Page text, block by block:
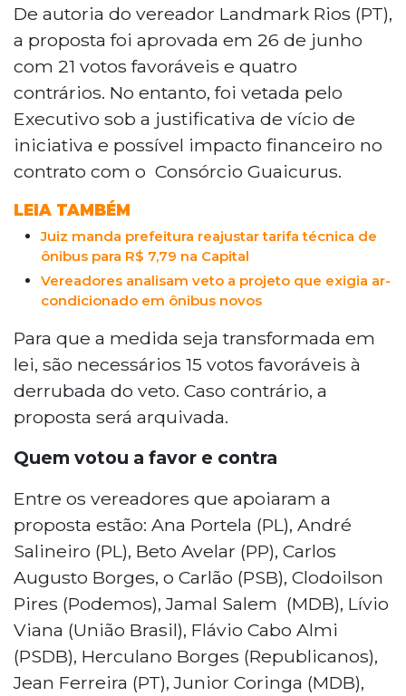
condicionado em ônibus. Vereadores votam
hoje veto da prefeita ao projeto "Ar no Busão",
que obriga instalação de ar-condicionado em
novos ônibus do transporte coletivo. Proposta
do vereador Landmark Rios (PT) foi aprovada
em junho, mas vetada por Adriane Lopes (PP)
por vício de iniciativa e possível impacto
financeiro.Derrubada do veto exige 15 votos
contra na votação inicial. Representantes do
Consórcio Guaicurus já se mostraram favoráveis
à climatização da frota. Vereador Landmark
para os usuários do transporte público.
De autoria do vereador Landmark Rios (PT),
a proposta foi aprovada em 26 de junho
com 21 votos favoráveis e quatro
contrários. No entanto, foi vetada pelo
Executivo sob a justificativa de vício de
iniciativa e possível impacto financeiro no
contrato com o Consórcio Guaicurus.
LEIA TAMBÉM
Juiz manda prefeitura reajustar tarifa técnica de
ônibus para R$ 7,79 na Capital
Vereadores analisam veto a projeto que exigia ar-
condicionado em ônibus novos
Para que a medida seja transformada em
lei, são necessários 15 votos favoráveis à
derrubada do veto. Caso contrário, a
proposta será arquivada.
Quem votou a favor e contra
Entre os vereadores que apoiaram a
proposta estão: Ana Portela (PL), André
Salineiro (PL), Beto Avelar (PP), Carlos
Augusto Borges, o Carlão (PSB), Clodoilson
Pires (Podemos), Jamal Salem (MDB), Lívio
Viana (União Brasil), Flávio Cabo Almi
(PSDB), Herculano Borges (Republicanos),
Jean Ferreira (PT), Junior Coringa (MDB),